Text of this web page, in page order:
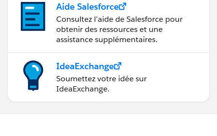
Aide Salesforce
Consultez l’aide de Salesforce pour
obtenir des ressources et une
assistance supplémentaires.
IdeaExchange
Soumettez votre idée sur
IdeaExchange.